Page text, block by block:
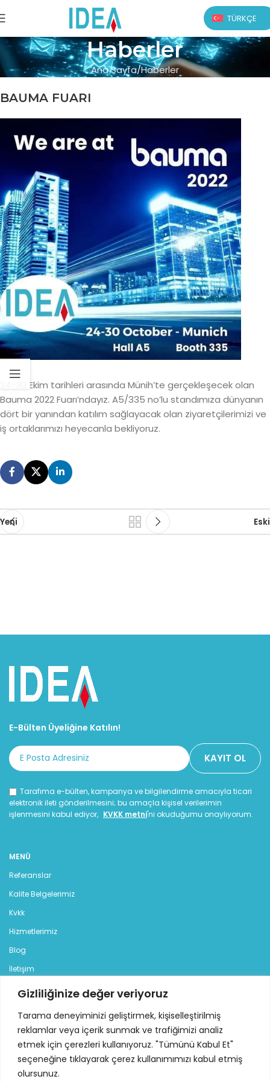
Gizliliğinize değer veriyoruz
Tarama deneyiminizi geliştirmek, kişiselleştirilmiş
reklamlar veya içerik sunmak ve trafiğimizi analiz
etmek için çerezleri kullanıyoruz. "Tümünü Kabul Et"
seçeneğine tıklayarak çerez kullanımımızı kabul etmiş
olursunuz.
TÜRKÇE
Haberler
Ana Sayfa Haberler
BAUMA FUARI
24-30 Ekim tarihleri arasında Münih’te gerçekleşecek olan
Bauma 2022 Fuarı’ndayız. A5/335 no’lu standımıza dünyanın
dört bir yanından katılım sağlayacak olan ziyaretçilerimizi ve
iş ortaklarımızı heyecanla bekliyoruz.
Yeni Eski
E-Bülten Üyeliğine Katılın!
Tarafıma e-bülten, kampanya ve bilgilendirme amacıyla ticari
elektronik ileti gönderilmesini; bu amaçla kişisel verilerimin
işlenmesini kabul ediyor, KVKK metni'ni okuduğumu onaylıyorum.
MENÜ
Referanslar
Kalite Belgelerimiz
Kvkk
Hizmetlerimiz
Blog
İletişim
KATEGORILER
Jeneratör
Benzinli Jeneratör
Kiralık Jeneratör